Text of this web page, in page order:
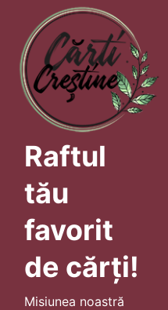
Raftul
tău
favorit
de cărți!
Misiunea noastră